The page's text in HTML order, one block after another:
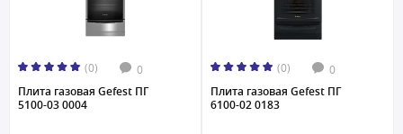
(0) 0
Плита газовая Gefest ПГ
5100-03 0004
(0) 0
Плита газовая Gefest ПГ
6100-02 0183